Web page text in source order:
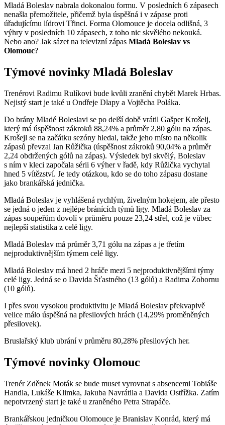
Mladá Boleslav nabrala dokonalou formu. V posledních 6 zápasech
nenašla přemožitele, přičemž byla úspěšná i v zápase proti
úřadujícímu lídrovi Třinci. Forma Olomouce je docela odlišná, 3
výhry v posledních 10 zápasech, z toho nic skvělého nekouká.
Nebo ano? Jak sázet na televizní zápas Mladá Boleslav vs
Olomouc?
Týmové novinky Mladá Boleslav
Trenérovi Radimu Rulíkovi bude kvůli zranění chybět Marek Hrbas.
Nejistý start je také u Ondřeje Dlapy a Vojtěcha Poláka.
Do brány Mladé Boleslavi se po delší době vrátil Gašper Krošelj,
který má úspěšnost zákroků 88,24% a průměr 2,80 gólu na zápas.
Krošejl se na začátku sezóny hledal, takže jeho místo na několik
zápasů převzal Jan Růžička (úspěšnost zákroků 90,04% a průměr
2,24 obdržených gólů na zápas). Výsledek byl skvělý, Boleslav
s ním v kleci započala sérii 6 výher v řadě, kdy Růžička vychytal
hned 5 vítězství. Je tedy otázkou, kdo se do toho zápasu dostane
jako brankářská jednička.
Mladá Boleslav je vyhlášená rychlým, živelným hokejem, ale přesto
se jedná o jeden z nejlépe bránících týmů ligy. Mladá Boleslav za
zápas soupeřům dovolí v průměru pouze 23,24 střel, což je vůbec
nejlepší statistika z celé ligy.
Mladá Boleslav má průměr 3,71 gólu na zápas a je třetím
nejproduktivnějším týmem celé ligy.
Mladá Boleslav má hned 2 hráče mezi 5 nejproduktivnějšími týmy
celé ligy. Jedná se o Davida Šťastného (13 gólů) a Radima Zohornu
(10 gólů).
I přes svou vysokou produktivitu je Mladá Boleslav překvapivě
velice málo úspěšná na přesilových hrách (14,29% proměněných
přesilovek).
Bruslařský klub ubrání v průměru 80,28% přesilových her.
Týmové novinky Olomouc
Trenér Zděnek Moták se bude muset vyrovnat s absencemi Tobiáše
Handla, Lukáše Klimka, Jakuba Navrátila a Davida Ostřížka. Zatím
nepotvrzený start je také u zraněného Petra Strapáče.
Brankářskou jedničkou Olomouce je Branislav Konrád, který má